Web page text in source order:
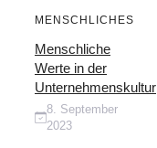
MENSCHLICHES
Menschliche
Werte in der
Unternehmenskultur
8. September
2023